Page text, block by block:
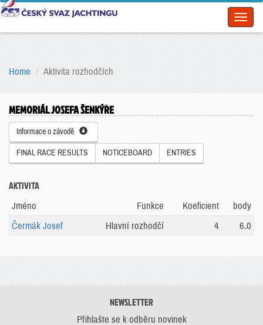
Home Aktivita rozhodčích
MEMORIÁL JOSEFA ŠENKÝŘE
Informace o závodě
FINAL RACE RESULTS NOTICEBOARD ENTRIES
AKTIVITA
Jméno Funkce Koeficient
body
Čermák Josef
Hlavní rozhodčí 4 6.0
NEWSLETTER
Přihlašte se k odběru novinek